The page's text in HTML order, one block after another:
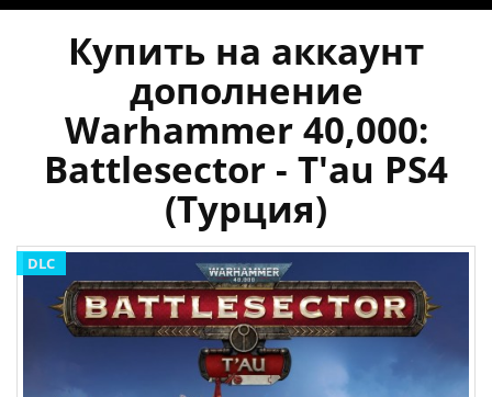
Купить на аккаунт
дополнение
Warhammer 40,000:
Battlesector - T'au PS4
(Турция)
DLC